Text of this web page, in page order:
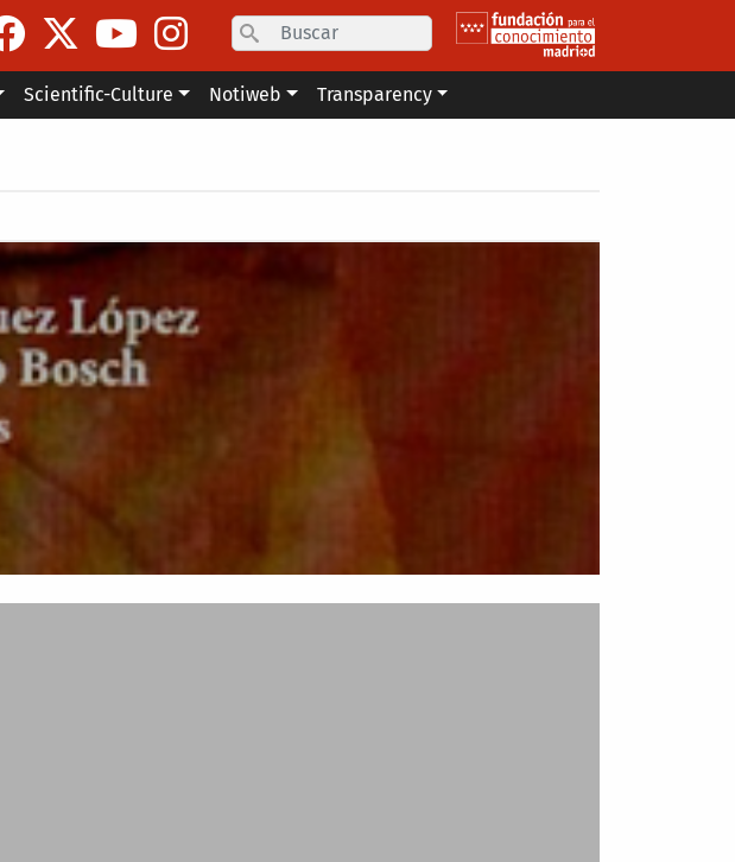
Search
Scientific-Culture Notiweb Transparency